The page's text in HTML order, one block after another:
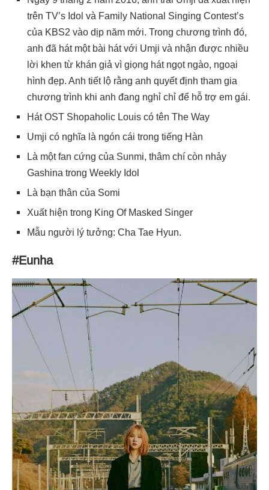
trên TV’s Idol và Family National Singing Contest’s
của KBS2 vào dịp năm mới. Trong chương trình đó,
anh đã hát một bài hát với Umji và nhận được nhiều
lời khen từ khán giả vì giọng hát ngọt ngào, ngoại
hình đẹp. Anh tiết lộ rằng anh quyết định tham gia
chương trình khi anh đang nghỉ chỉ để hỗ trợ em gái.
Hát OST Shopaholic Louis có tên The Way
Umji có nghĩa là ngón cái trong tiếng Hàn
Là một fan cứng của Sunmi, thâm chí còn nhảy
Gashina trong Weekly Idol
Là bạn thân của Somi
Xuất hiện trong King Of Masked Singer
Mẫu người lý tưởng: Cha Tae Hyun.
#Eunha